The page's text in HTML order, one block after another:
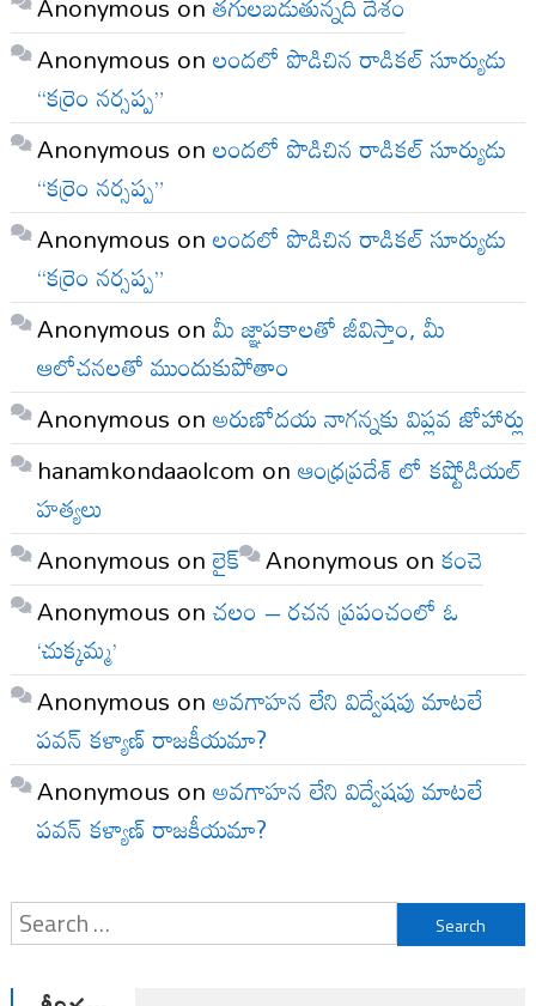
Anonymous onలందలో పొడిచిన రాడికల్ సూర్యుడు
“కర్రెం నర్సప్ప”
Anonymous onలందలో పొడిచిన రాడికల్ సూర్యుడు
“కర్రెం నర్సప్ప”
Anonymous onలందలో పొడిచిన రాడికల్ సూర్యుడు
“కర్రెం నర్సప్ప”
Anonymous onమీ జ్ఞాపకాలతో జీవిస్తాం, మీ
ఆలోచనలతో ముందుకుపోతాం
Anonymous onఅరుణోదయ నాగన్నకు విప్లవ జోహార్లు
hanamkondaaolcom onఆంధ్రప్రదేశ్ లో కష్టోడియల్
హత్యలు
Anonymous onలైక్ Anonymous onకంచె
Anonymous onచలం – రచన ప్రపంచంలో ఓ
‘చుక్కమ్మ’
Anonymous onఅవగాహన లేని విద్వేషపు మాటలే
పవన్ కళ్యాణ్ రాజకీయమా?
Anonymous onఅవగాహన లేని విద్వేషపు మాటలే
పవన్ కళ్యాణ్ రాజకీయమా?
Search
for: